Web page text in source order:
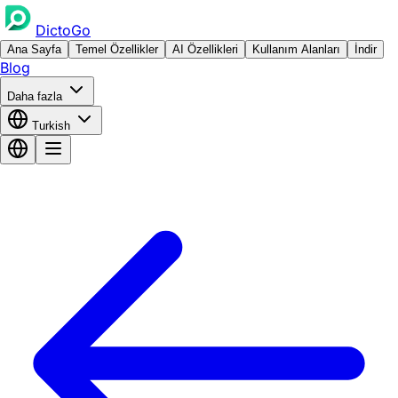
DictoGo
Ana Sayfa Temel Özellikler AI Özellikleri Kullanım Alanları İndir
Blog
Daha fazla
Turkish